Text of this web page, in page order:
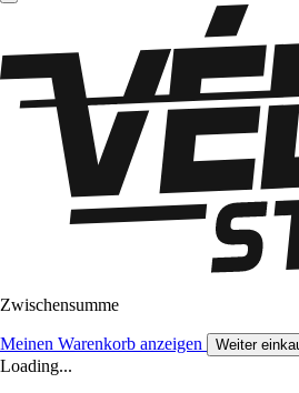
Zwischensumme
Meinen Warenkorb anzeigen Weiter
Loading...